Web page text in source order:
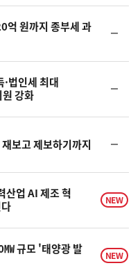
일
억 원까지 종부세 과
일
법인세 최대
강화
일
보고 제보하기까지
일
산업 AI 제조 혁
NEW
규모 '태양광 발
NEW